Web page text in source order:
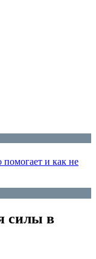
помогает и как не
силы в